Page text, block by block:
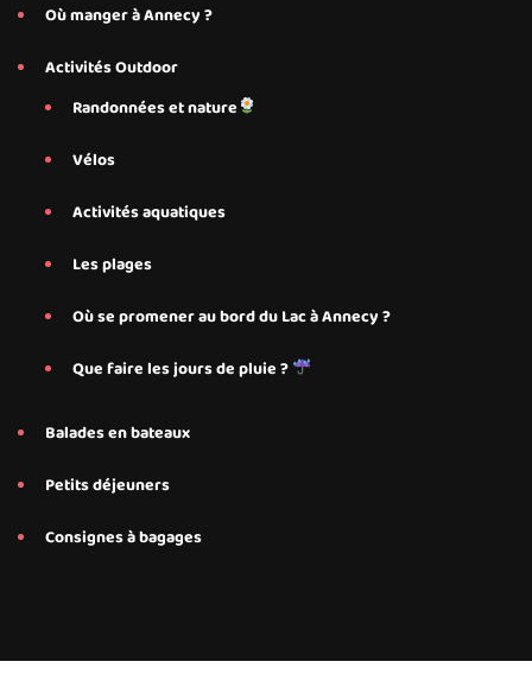
Où manger à Annecy ?
Activités Outdoor
Randonnées et nature
Vélos
Activités aquatiques
Les plages
Où se promener au bord du Lac à Annecy ?
Que faire les jours de pluie ?
Balades en bateaux
Petits déjeuners
Consignes à bagages